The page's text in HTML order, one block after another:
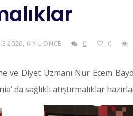
2020, 6 YIL ÖNCE 0 0
ve Diyet Uzmanı Nur Ecem
da sağlıklı atıştırmalıklar